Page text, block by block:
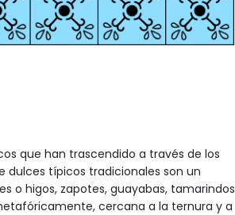
que han trascendido a través de los
dulces típicos tradicionales son un
o higos, zapotes, guayabas, tamarindos
cercana a la ternura y a